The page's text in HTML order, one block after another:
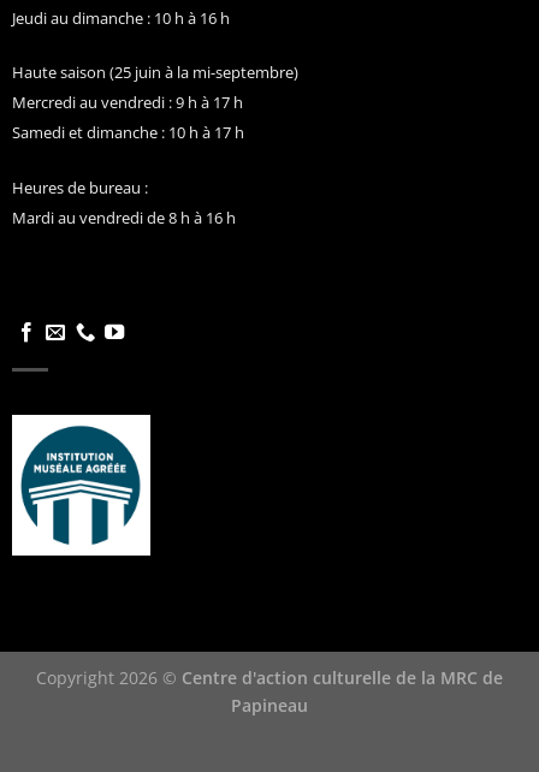
Jeudi au dimanche : 10 h à 16 h
Haute saison (25 juin à la mi-septembre)
Mercredi au vendredi : 9 h à 17 h
Samedi et dimanche : 10 h à 17 h
Heures de bureau :
Mardi au vendredi de 8 h à 16 h
Copyright 2026 © Centre d'action culturelle de la MRC de
Papineau